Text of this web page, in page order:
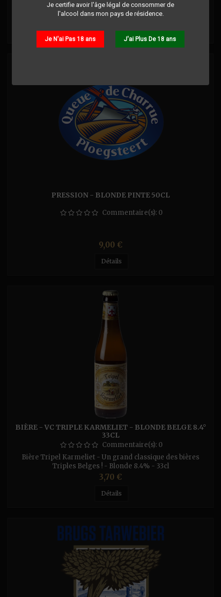
Je certifie avoir l'âge légal de consommer de
l'alcool dans mon pays de résidence.
Je N'ai Pas 18 ans J'ai Plus De 18 ans
Prix
8,90 €
Détails
PRESSION - BLONDE PINTE 50CL
Commentaire(s): 0
Prix
9,00 €
Détails
BIÈRE - VC TRIPLE KARMELIET - BLONDE BELGE 8.4°
33CL
Commentaire(s): 0
Bière Tripel Karmeliet - Un grand classique des bières
Triples Belges ! - Blonde 8.4% - 33cl
Prix
3,70 €
Détails